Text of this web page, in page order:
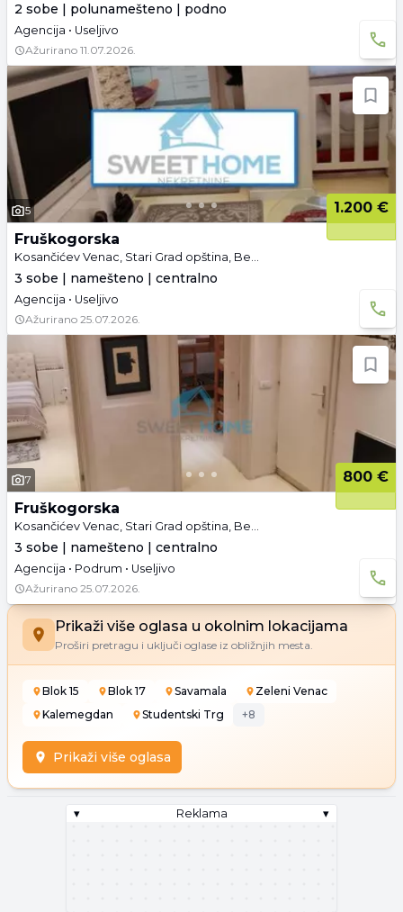
2 sobe | polunamešteno | podno
Agencija • Useljivo
Ažurirano 11.07.2026.
5
1.200 €
Fruškogorska
Kosančićev Venac, Stari Grad opština, Beograd
3 sobe | namešteno | centralno
Agencija • Useljivo
Ažurirano 25.07.2026.
7
800 €
Fruškogorska
Kosančićev Venac, Stari Grad opština, Beograd
3 sobe | namešteno | centralno
Agencija • Podrum • Useljivo
Ažurirano 25.07.2026.
Prikaži više oglasa u okolnim lokacijama
Proširi pretragu i uključi oglase iz obližnjih mesta.
Blok 15 Blok 17 Savamala
Zeleni Venac
Kalemegdan
Studentski Trg +8
Prikaži više oglasa
▾ Reklama ▾